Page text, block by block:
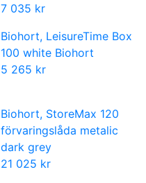
7 035 kr
Biohort, LeisureTime Box
100 white Biohort
5 265 kr
Biohort, StoreMax 120
förvaringslåda metalic
dark grey
21 025 kr